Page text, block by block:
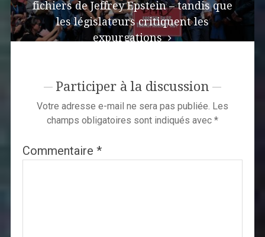
fichiers de Jeffrey Epstein – tandis que
les législateurs critiquent les
expurgations
Participer à la discussion
Votre adresse e-mail ne sera pas publiée. Les
champs obligatoires sont indiqués avec *
Commentaire *